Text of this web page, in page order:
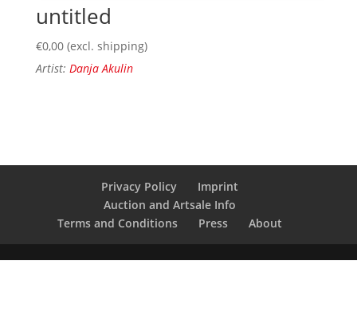
untitled
€0,00 (excl. shipping)
Artist: Danja Akulin
Privacy Policy
Imprint
Auction and Artsale Info
Terms and Conditions
Press About